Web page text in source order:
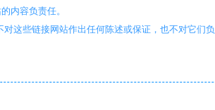
内容负责任。
这些链接网站作出任何陈述或保证，也不对它们负